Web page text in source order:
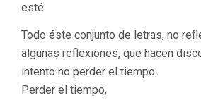
esté.
Todo éste conjunto de letras, no
algunas reflexiones, que hacen
intento no perder el tiempo.
Perder el tiempo,